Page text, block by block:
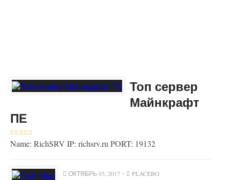
Топ сервер
Майнкрафт
ПЕ
Name: RichSRV IP: richsrv.ru PORT: 19132
ОКТЯБРЬ 03, 2017 PLACEBO